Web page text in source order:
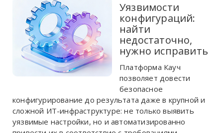
Уязвимости
конфигураций:
найти
недостаточно,
нужно исправить
Платформа Кауч
позволяет довести
безопасное
конфигурирование до результата даже в крупной и
сложной ИТ-инфраструктуре: не только выявить
уязвимые настройки, но и автоматизированно